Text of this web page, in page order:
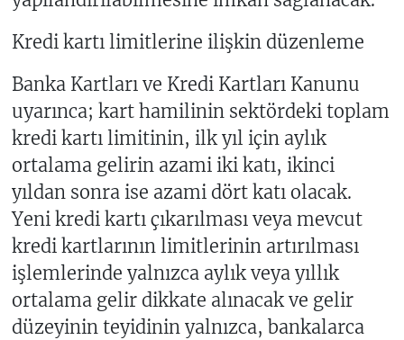
Kredi kartı limitlerine ilişkin düzenleme
Banka Kartları ve Kredi Kartları Kanunu
uyarınca; kart hamilinin sektördeki toplam
kredi kartı limitinin, ilk yıl için aylık
ortalama gelirin azami iki katı, ikinci
yıldan sonra ise azami dört katı olacak.
Yeni kredi kartı çıkarılması veya mevcut
kredi kartlarının limitlerinin artırılması
işlemlerinde yalnızca aylık veya yıllık
ortalama gelir dikkate alınacak ve gelir
düzeyinin teyidinin yalnızca, bankalarca